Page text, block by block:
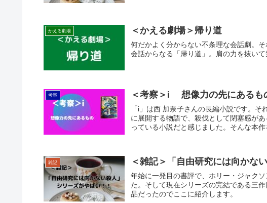
かえる劇場 ＜かえる劇場＞帰り道
何だかよく分からない不条理な会話劇。
会話からなる「帰り道」。肩の力を抜い
考察 ＜考察＞i 想像力の先にある
「i」は西 加奈子さんの長編小説です。それぞれ違う種類の孤独を抱えたアイとミナの友情を軸
に展開する物語で、殺伐として閉塞感が
っている小説だと感じました。そんな本作
雑記 ＜雑記＞「自由研究には向かな
年始に一発目の書評で、ホリー・ジャク
た。そして現在シリーズの完結である三
品だったのでここに紹介します。